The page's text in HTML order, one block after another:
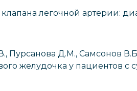
легочной артерии:
Пурсанова Д.М., Самсонов
желудочка у пациентов с